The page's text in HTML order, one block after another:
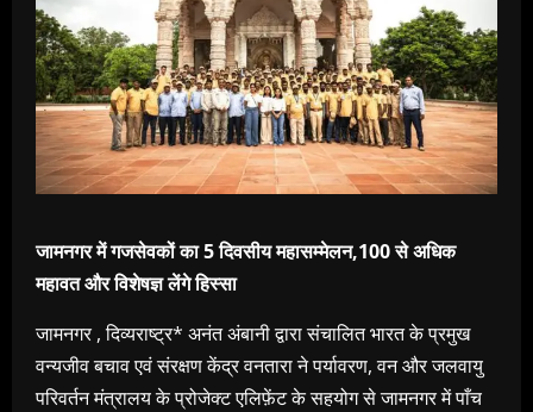
जामनगर में गजसेवकों का 5 दिवसीय महासम्मेलन,100 से अधिक
महावत और विशेषज्ञ लेंगे हिस्सा
जामनगर , दिव्यराष्ट्र* अनंत अंबानी द्वारा संचालित भारत के प्रमुख
वन्यजीव बचाव एवं संरक्षण केंद्र वनतारा ने पर्यावरण, वन और जलवायु
परिवर्तन मंत्रालय के प्रोजेक्ट एलिफ़ेंट के सहयोग से जामनगर में पाँच